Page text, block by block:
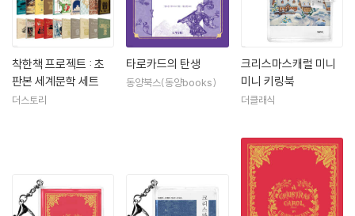
착한책 프로젝트 : 초
판본 세계문학 세트
더스토리
타로카드의 탄생
동양북스(동양books)
크리스마스캐럴 미니
미니 키링북
더클래식